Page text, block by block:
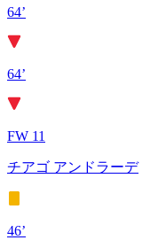
64’
64’
FW 11
チアゴ アンドラーデ
46’